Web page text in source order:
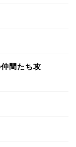
間たち攻